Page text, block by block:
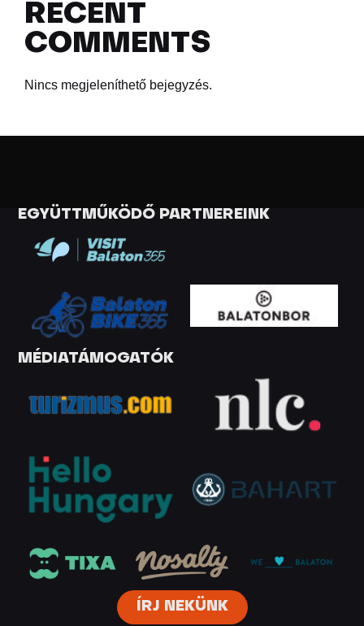
RECENT
COMMENTS
Nincs megjeleníthető bejegyzés.
EGYÜTTMŰKÖDŐ PARTNEREINK
MÉDIATÁMOGATÓK
ÍRJ NEKÜNK